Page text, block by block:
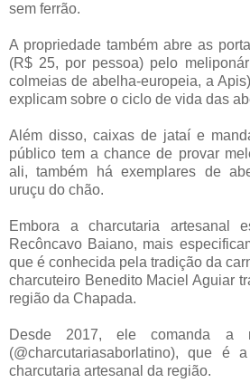
sem ferrão.
A propriedade também abre as
(R$ 25, por pessoa) pelo
colmeias de abelha-europeia, a
explicam sobre o ciclo de vida das
Além disso, caixas de jataí e
público tem a chance de provar
ali, também há exemplares de
uruçu do chão.
Embora a charcutaria artesanal
Recôncavo Baiano, mais
que é conhecida pela tradição da
charcuteiro Benedito Maciel Aguiar
região da Chapada.
Desde 2017, ele comanda a
(@charcutariasaborlatino), que é
charcutaria artesanal da região.